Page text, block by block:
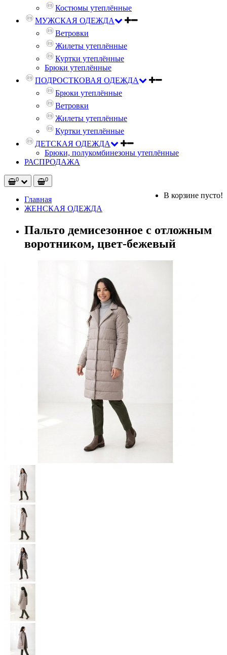
Костюмы утеплённые
МУЖСКАЯ ОДЕЖДА
Ветровки
Жилеты утеплённые
Куртки утеплённые
Брюки утеплённые
ПОДРОСТКОВАЯ ОДЕЖДА
Брюки утеплённые
Ветровки
Жилеты утеплённые
Куртки утеплённые
ДЕТСКАЯ ОДЕЖДА
Брюки, полукомбинезоны утеплённые
РАСПРОДАЖА
0 0
В корзине пусто!
Главная
ЖЕНСКАЯ ОДЕЖДА
Пальто демисезонное с отложным
воротником, цвет-бежевый